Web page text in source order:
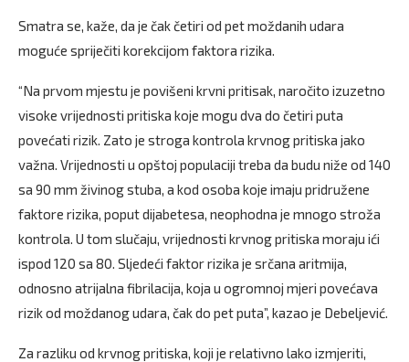
Smatra se, kaže, da je čak četiri od pet moždanih udara
moguće spriječiti korekcijom faktora rizika.
“Na prvom mjestu je povišeni krvni pritisak, naročito izuzetno
visoke vrijednosti pritiska koje mogu dva do četiri puta
povećati rizik. Zato je stroga kontrola krvnog pritiska jako
važna. Vrijednosti u opštoj populaciji treba da budu niže od 140
sa 90 mm živinog stuba, a kod osoba koje imaju pridružene
faktore rizika, poput dijabetesa, neophodna je mnogo stroža
kontrola. U tom slučaju, vrijednosti krvnog pritiska moraju ići
ispod 120 sa 80. Sljedeći faktor rizika je srčana aritmija,
odnosno atrijalna fibrilacija, koja u ogromnoj mjeri povećava
rizik od moždanog udara, čak do pet puta”, kazao je Debeljević.
Za razliku od krvnog pritiska, koji je relativno lako izmjeriti,